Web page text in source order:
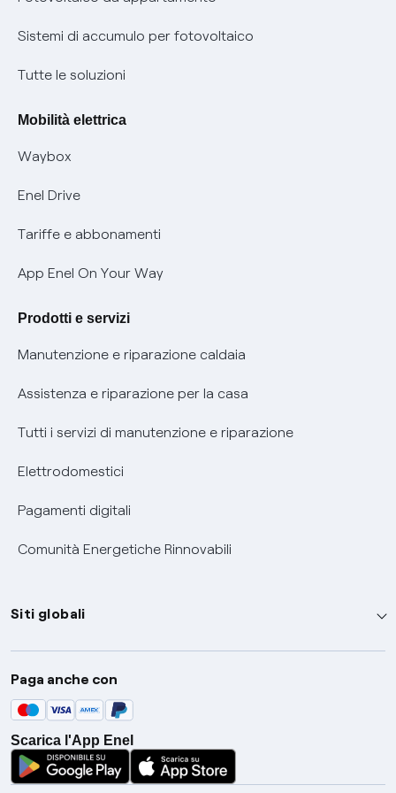
Informazioni precontrattuali prodotti e servizi
Condizioni generali di contratto prodotti e servizi
Informativa RAEE
Informativa Privacy AI
Certificazioni
Nuove regole europee per la protezione dei dati
Offerte Placet non vulnerabili
Offerta Tutela Vulnerabilità Gas
Mobilità Elettrica
Phishing e truffe online
Verifica chi ti ha chiamato
Agevolazione utenti con disabilità per offerte Fibra
Informativa RAEE
Sistemi di accumulo per fotovoltaico
Tutte le soluzioni
Mobilità elettrica
Waybox
Enel Drive
Tariffe e abbonamenti
App Enel On Your Way
Prodotti e servizi
Manutenzione e riparazione caldaia
Assistenza e riparazione per la casa
Tutti i servizi di manutenzione e riparazione
Elettrodomestici
Pagamenti digitali
Comunità Energetiche Rinnovabili
Siti globali
Enel Group
Enel Green Power
Global Trading
Global Procurement
Gridspertise
Paga anche con
Scarica l'App Enel